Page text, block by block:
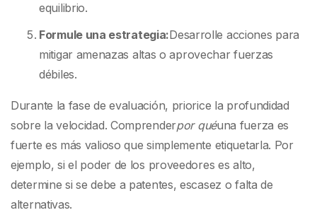
equilibrio.
Formule una estrategia:Desarrolle acciones para
mitigar amenazas altas o aprovechar fuerzas
débiles.
Durante la fase de evaluación, priorice la profundidad
sobre la velocidad. Comprenderpor quéuna fuerza es
fuerte es más valioso que simplemente etiquetarla. Por
ejemplo, si el poder de los proveedores es alto,
determine si se debe a patentes, escasez o falta de
alternativas.